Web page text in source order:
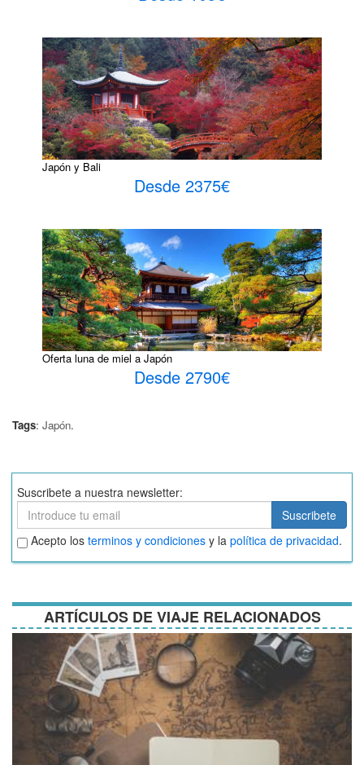
Japón y Bali
Desde 2375€
Oferta luna de miel a Japón
Desde 2790€
Tags: Japón.
Suscribete a nuestra newsletter:
Suscribete
Suscribete
Aceptar
términos
y
Acepto los terminos y condiciones y la política de privacidad.
ARTÍCULOS DE VIAJE RELACIONADOS